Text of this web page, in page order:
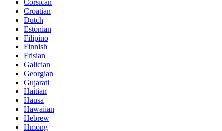
Corsican
Croatian
Dutch
Estonian
Filipino
Finnish
Frisian
Galician
Georgian
Gujarati
Haitian
Hausa
Hawaiian
Hebrew
Hmong